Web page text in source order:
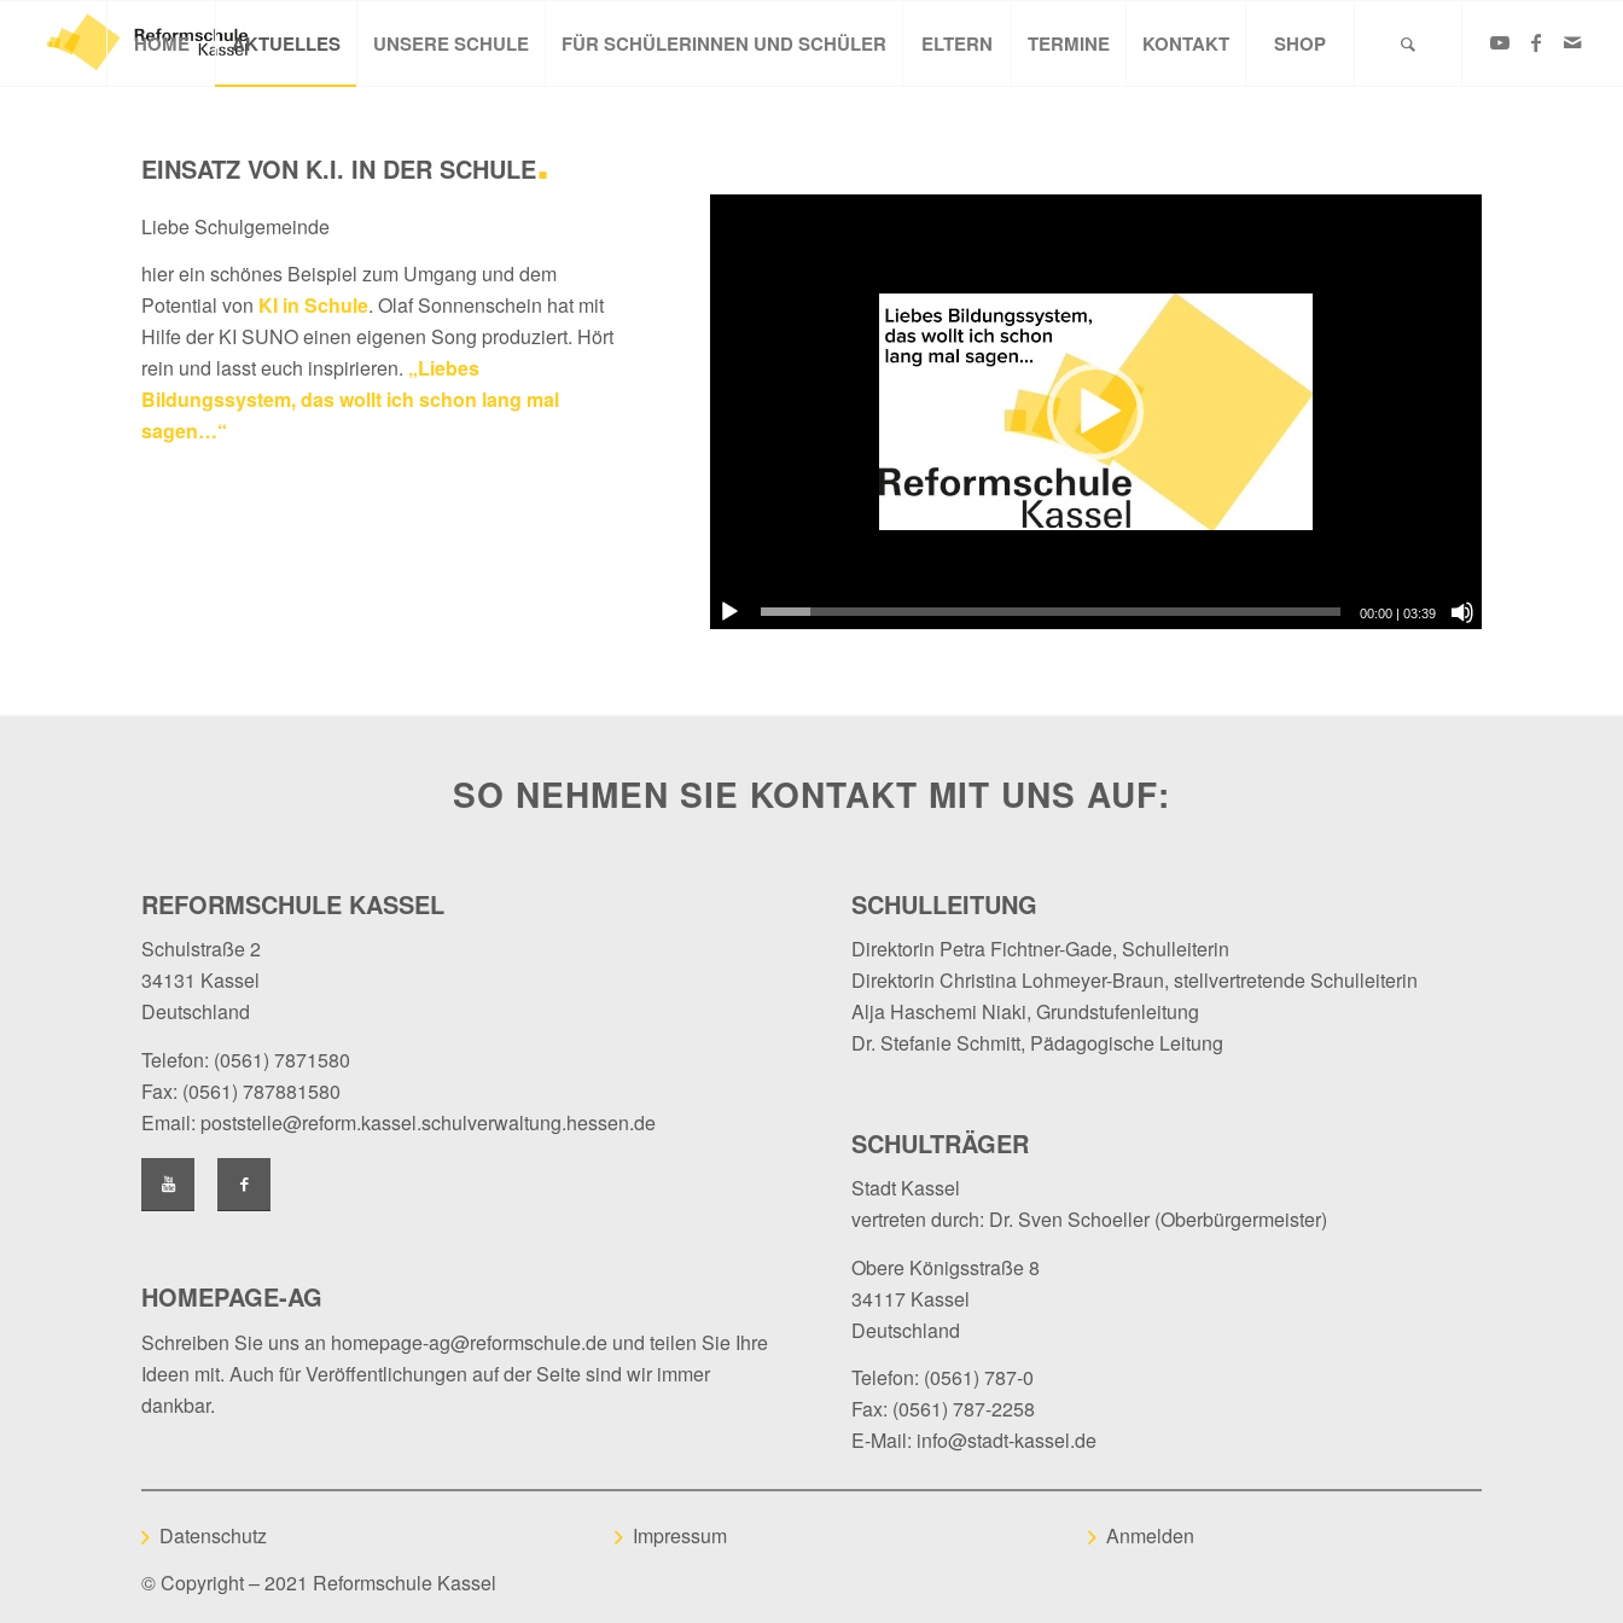
HOME AKTUELLES UNSERE SCHULE FÜR SCHÜLERINNEN UND SCHÜLER ELTERN TERMINE KONTAKT SHOP
EINSATZ VON K.I. IN DER SCHULE.
Liebe Schulgemeinde
hier ein schönes Beispiel zum Umgang und dem
Potential von KI in Schule. Olaf Sonnenschein hat mit
Hilfe der KI SUNO einen eigenen Song produziert. Hört
rein und lasst euch inspirieren. „Liebes
Bildungssystem, das wollt ich schon lang mal
sagen…“
00:00| 03:39
SO NEHMEN SIE KONTAKT MIT UNS AUF:
REFORMSCHULE KASSEL
Schulstraße 2
34131 Kassel
Deutschland
Telefon: (0561) 7871580
Fax: (0561) 787881580
Email: poststelle@reform.kassel.schulverwaltung.hessen.de
HOMEPAGE-AG
Schreiben Sie uns an homepage-ag@reformschule.de und teilen Sie Ihre
Ideen mit. Auch für Veröffentlichungen auf der Seite sind wir immer
dankbar.
SCHULLEITUNG
Direktorin Petra Fichtner-Gade, Schulleiterin
Direktorin Christina Lohmeyer-Braun, stellvertretende Schulleiterin
Alja Haschemi Niaki, Grundstufenleitung
Dr. Stefanie Schmitt, Pädagogische Leitung
SCHULTRÄGER
Stadt Kassel
vertreten durch: Dr. Sven Schoeller (Oberbürgermeister)
Obere Königsstraße 8
34117 Kassel
Deutschland
Telefon: (0561) 787-0
Fax: (0561) 787-2258
E-Mail: info@stadt-kassel.de
Datenschutz Impressum
Anmelden
© Copyright – 2021 Reformschule Kassel